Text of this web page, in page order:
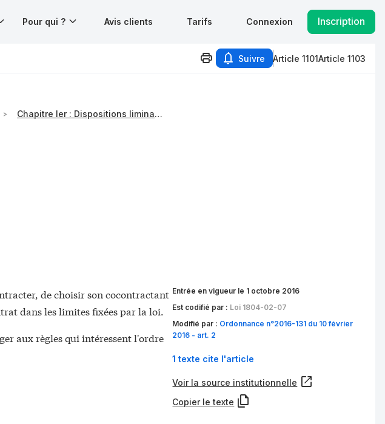
Pour qui ? Avis clients Tarifs Connexion Inscription
Suivre Article 1101Article 1103
Chapitre Ier : Dispositions liminaires
de choisir son cocontractant
dans les limites fixées par la loi.
aux règles qui intéressent l'ordre
Entrée en vigueur le 1 octobre 2016
Est codifié par : Loi 1804-02-07
Modifié par : Ordonnance n°2016-131 du 10 février
2016 - art. 2
1 texte cite l'article
Voir la source institutionnelle
Copier le texte